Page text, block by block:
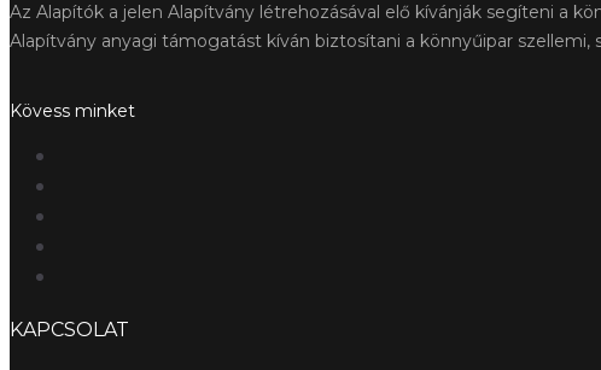
Az Alapítók a jelen Alapítvány létrehozásával elő kívánják segíteni a
Alapítvány anyagi támogatást kíván biztosítani a könnyűipar
Kövess minket
KAPCSOLAT